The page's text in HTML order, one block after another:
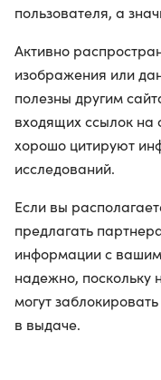
пользователя, а
Активно
изображения или
полезны другим
входящих ссылок на
хорошо цитируют
исследований.
Если вы
предлагать
информации с
надежно, поскольку
могут
в выдаче.